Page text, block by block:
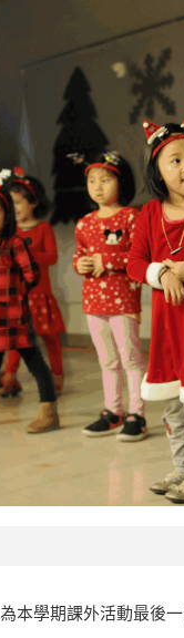
本學期課外活動最後一